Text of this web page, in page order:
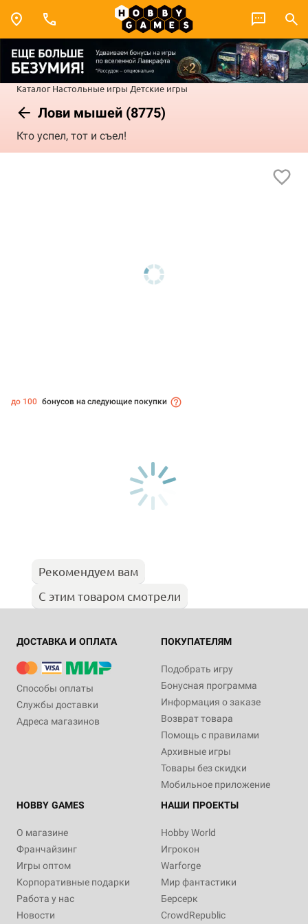
Каталог Настольные игры Детские игры
Лови мышей (8775)
Кто успел, тот и съел!
до 100 бонусов на следующие покупки
Рекомендуем вам
С этим товаром смотрели
ДОСТАВКА И ОПЛАТА
Способы оплаты
Службы доставки
Адреса магазинов
ПОКУПАТЕЛЯМ
Подобрать игру
Бонусная программа
Информация о заказе
Возврат товара
Помощь с правилами
Архивные игры
Товары без скидки
Мобильное приложение
HOBBY GAMES
О магазине
Франчайзинг
Игры оптом
Корпоративные подарки
Работа у нас
Новости
НАШИ ПРОЕКТЫ
Hobby World
Игрокон
Warforge
Мир фантастики
Берсерк
CrowdRepublic